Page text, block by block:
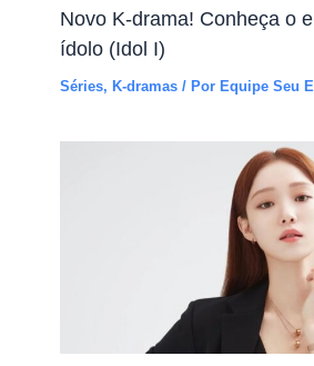
Novo K-drama! Conheça o
ídolo (Idol I)
Séries, K-dramas / Por Equipe Seu